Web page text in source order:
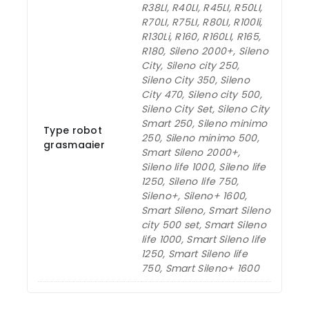
Type robot
grasmaaier
R38LI, R40LI, R45LI, R50LI,
R70LI, R75LI, R80LI, R100li,
R130Li, R160, R160LI, R165,
R180, Sileno 2000+, Sileno
City, Sileno city 250,
Sileno City 350, Sileno
City 470, Sileno city 500,
Sileno City Set, Sileno City
Smart 250, Sileno minimo
250, Sileno minimo 500,
Smart Sileno 2000+,
Sileno life 1000, Sileno life
1250, Sileno life 750,
Sileno+, Sileno+ 1600,
Smart Sileno, Smart Sileno
city 500 set, Smart Sileno
life 1000, Smart Sileno life
1250, Smart Sileno life
750, Smart Sileno+ 1600